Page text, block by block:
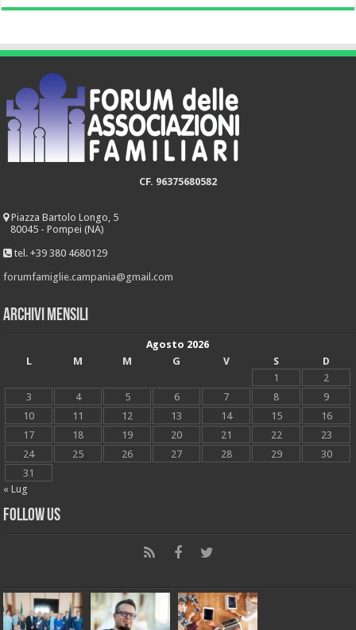
CF. 96375680582
Piazza Bartolo Longo, 5
80045 - Pompei (NA)
tel. +39 380 4680129
forumfamiglie.campania@gmail.com
Archivi mensili
Agosto 2026
L
M M G V S
D
1
2
3
4 5 6 7 8
9
10
11 12 13 14 15
16
17
18 19 20 21 22
23
24
25 26 27 28 29
30
31
« Lug
Follow Us